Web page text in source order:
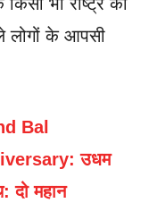
लोगों के आपसी
Bal
उधम
दो महान